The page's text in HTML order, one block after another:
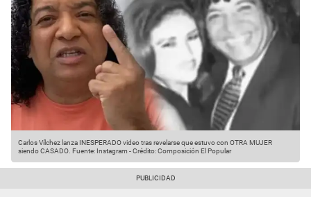
Carlos Vílchez lanza INESPERADO video tras revelarse que estuvo con OTRA MUJER
siendo CASADO. Fuente: Instagram -Crédito: Composición El Popular